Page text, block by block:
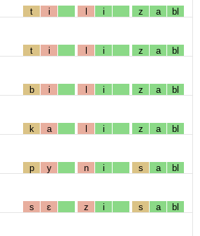
t i l i z a bl
t i l i z a bl
b i l i z a bl
k a l i z a bl
p y n i s a bl
s ɛ z i s a bl